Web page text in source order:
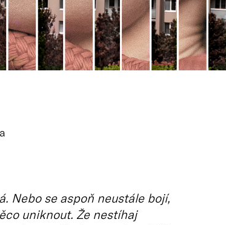
Nebo se aspoň neustále bojí,
uniknout. Že nestíhaj